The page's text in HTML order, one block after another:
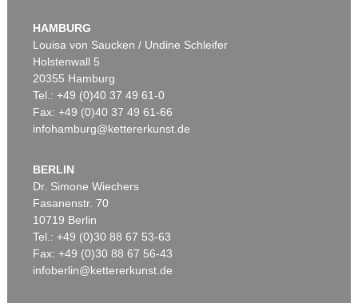
Ergebnis:€ 1.045.000
GEORG BASELITZ
Zwei halbe Kühe , 1968
Ergebnis:€ 889.000
HAMBURG
Louisa von Saucken / Undine Schleifer
Holstenwall 5
20355 Hamburg
Tel.: +49 (0)40 37 49 61-0
Fax: +49 (0)40 37 49 61-66
infohamburg@kettererkunst.de
BERLIN
Dr. Simone Wiechers
Fasanenstr. 70
10719 Berlin
Tel.: +49 (0)30 88 67 53-63
Fax: +49 (0)30 88 67 56-43
infoberlin@kettererkunst.de